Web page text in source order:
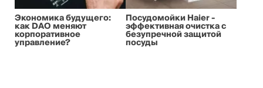
Экономика будущего:
как DAO меняют
корпоративное
управление?
Посудомойки Haier -
эффективная очистка с
безупречной защитой
посуды